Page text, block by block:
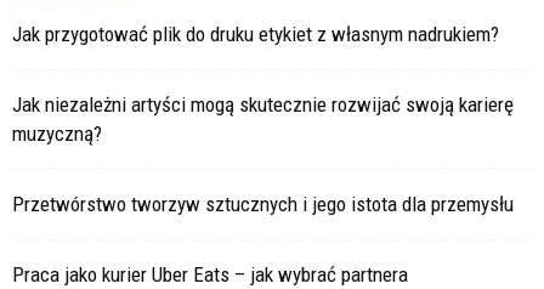
Jak przygotować plik do druku etykiet z własnym nadrukiem?
Jak niezależni artyści mogą skutecznie rozwijać swoją karierę
muzyczną?
Przetwórstwo tworzyw sztucznych i jego istota dla przemysłu
Praca jako kurier Uber Eats – jak wybrać partnera